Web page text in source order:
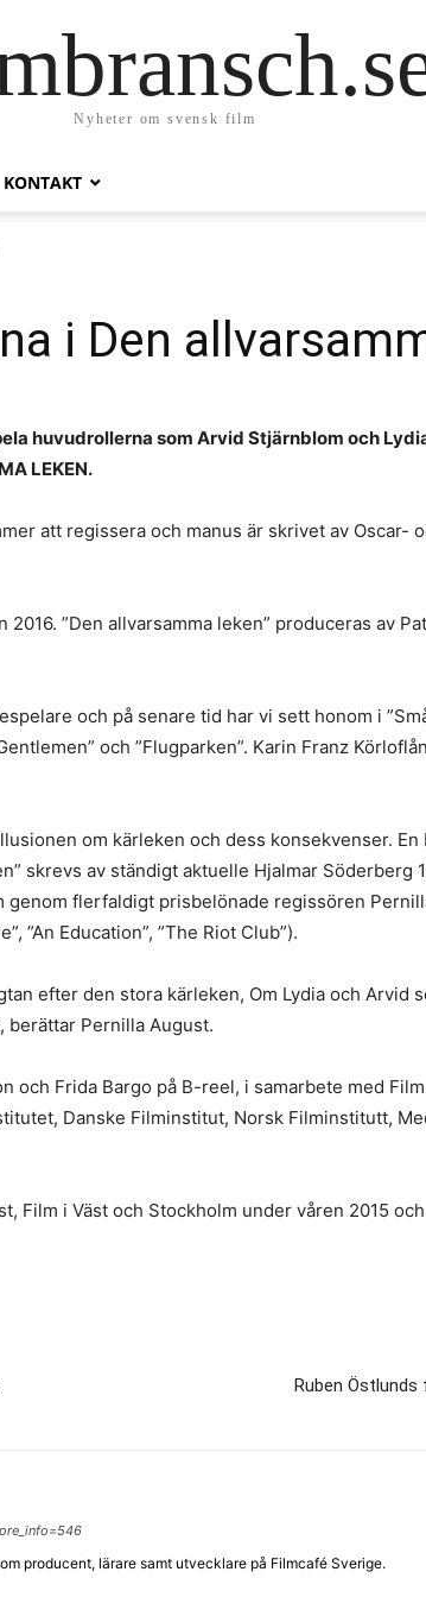
Nyheter om svensk film
KONTAKT
i Den
huvudrollerna som Arvid Stjärnblom och
LEKEN.
att regissera och manus är skrivet av Oscar-
”Den allvarsamma leken” produceras av
och på senare tid har vi sett honom i
och ”Flugparken”. Karin Franz
om kärleken och dess konsekvenser.
skrevs av ständigt aktuelle Hjalmar Söderberg
flerfaldigt prisbelönade regissören
”An Education”, ”The Riot Club”).
efter den stora kärleken, Om Lydia och Arvid
berättar Pernilla August.
och Frida Bargo på B-reel, i samarbete med
Danske Filminstitut, Norsk Filminstitutt,
Film i Väst och Stockholm under våren 2015
Ruben Östlunds
producent, lärare samt utvecklare på Filmcafé Sverige.